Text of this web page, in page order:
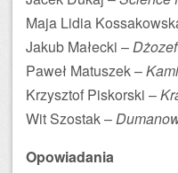
Maja Lidia
Jakub Małecki –Dżozef
Paweł Matuszek –
Krzysztof Piskorski –
Wit Szostak –
Opowiadania